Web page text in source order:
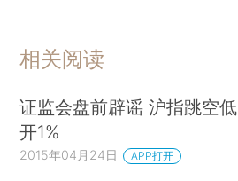
相关阅读
证监会盘前辟谣 沪指跳空低
开1%
2015年04月24日 APP打开